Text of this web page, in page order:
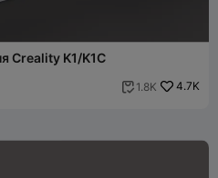
Creality K1/K1C
 1.8K 4.7K